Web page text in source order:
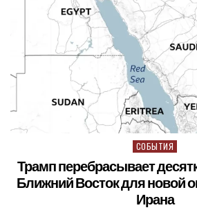
Posted in
СОБЫТИЯ
Трамп перебрасывает
Ближний Восток для новой
Ирана